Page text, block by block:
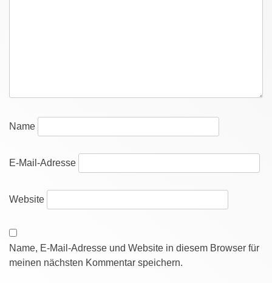
Name
E-Mail-Adresse
Website
Name, E-Mail-Adresse und Website in diesem Browser für
meinen nächsten Kommentar speichern.